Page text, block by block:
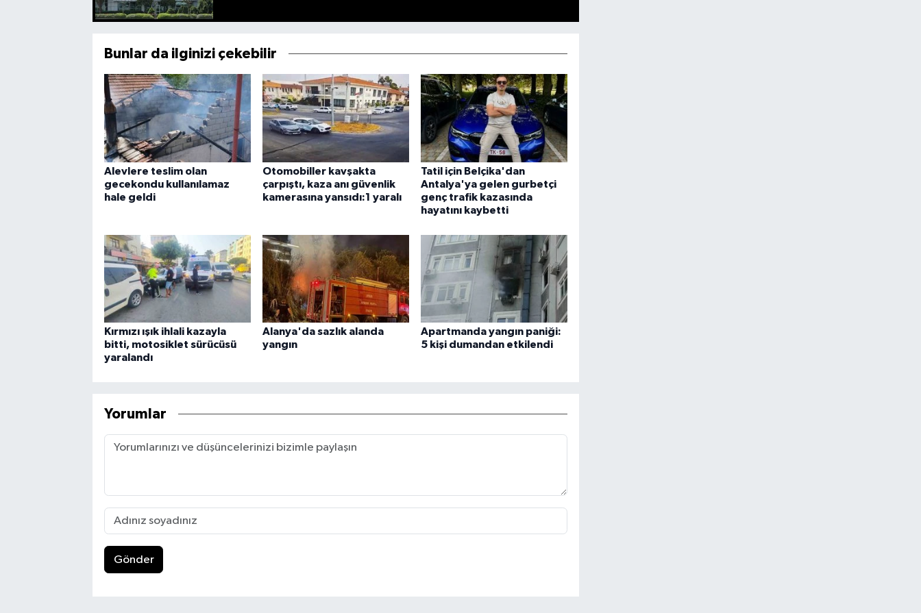
Bunlar da ilginizi çekebilir
Alevlere teslim olan
gecekondu kullanılamaz
hale geldi
Otomobiller kavşakta
çarpıştı, kaza anı güvenlik
kamerasına yansıdı:1 yaralı
Tatil için Belçika'dan
Antalya'ya gelen gurbetçi
genç trafik kazasında
hayatını kaybetti
Kırmızı ışık ihlali kazayla
bitti, motosiklet sürücüsü
yaralandı
Alanya'da sazlık alanda
yangın
Apartmanda yangın paniği:
5 kişi dumandan etkilendi
Yorumlar
Gönder